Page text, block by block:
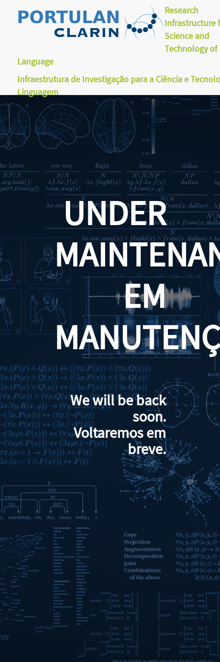
Research
Infrastructure
Science and
Technology of
Language
Infraestrutura de Investigação para a Ciência e
Linguagem
UNDER
EM
We will be back
soon.
Voltaremos em
breve.